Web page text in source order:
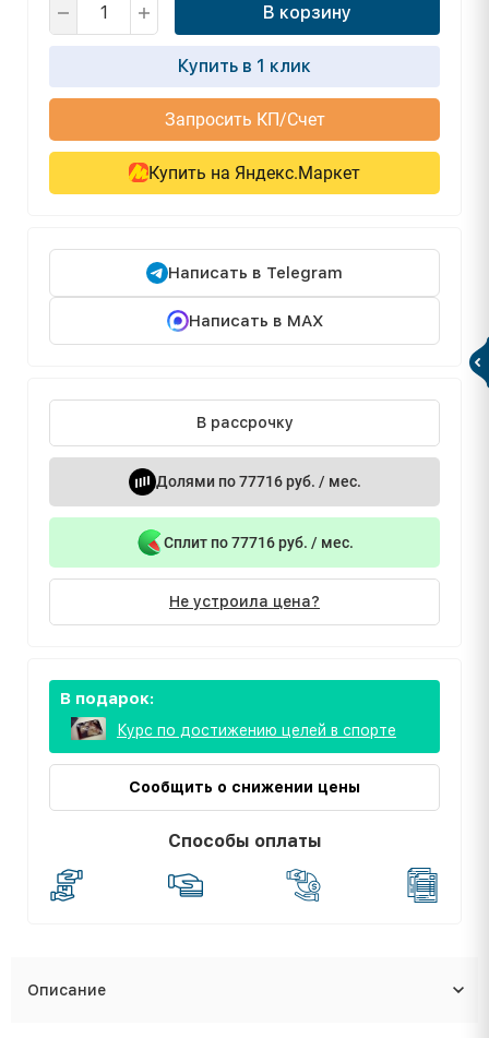
В корзину
Купить в 1 клик
Запросить КП/Счет
Купить на Яндекс.Маркет
Написать в Telegram
Написать в MAX
В рассрочку
Долями по 77716 руб. / мес.
Сплит по 77716 руб. / мес.
Не устроила цена?
В подарок:
Курс по достижению целей в спорте
Сообщить о снижении цены
Способы оплаты
Описание